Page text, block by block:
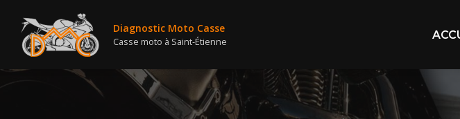
contenu
principal
Diagnostic Moto Casse
Casse moto à Saint-Étienne